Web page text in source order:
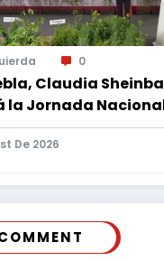
0
Claudia
la Jornada
De 2026